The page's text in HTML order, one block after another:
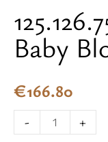
Baby
€166.80
- +